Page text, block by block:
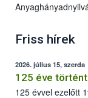
Friss hírek
2026. július 15, szerda
125 éve történt
125 évvel ezelőtt